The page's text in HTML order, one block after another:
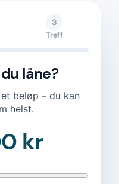
3
Treff
låne?
beløp – du kan
helst.
kr